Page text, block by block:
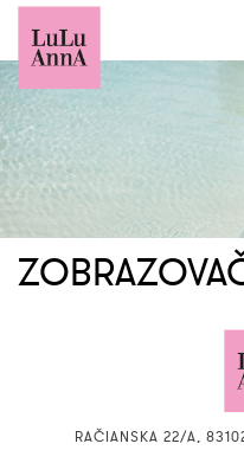
RAČIANSKA 22/A,